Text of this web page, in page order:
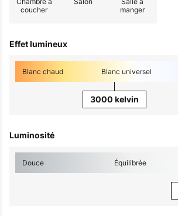
coucher
manger
Effet lumineux
Blanc chaud Blanc universel
3000 kelvin
Luminosité
Douce Équilibrée